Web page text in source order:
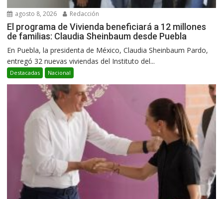
agosto 8, 2026 Redacción
El programa de Vivienda beneficiará a 12 millones
de familias: Claudia Sheinbaum desde Puebla
En Puebla, la presidenta de México, Claudia Sheinbaum Pardo,
entregó 32 nuevas viviendas del Instituto del...
Destacadas Nacional